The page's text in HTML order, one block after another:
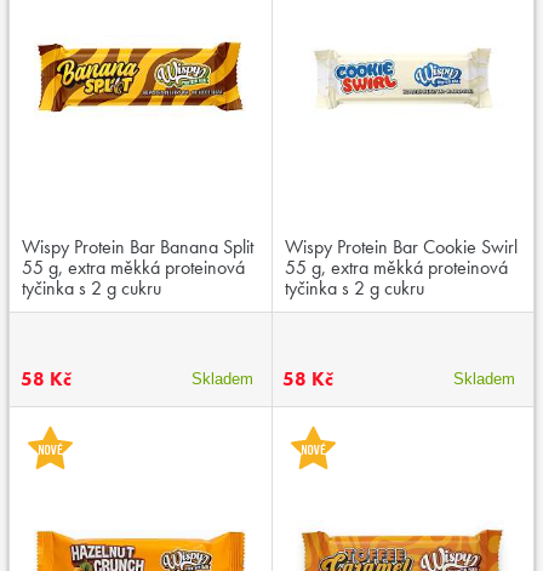
Wispy Protein Bar Banana Split
55 g, extra měkká proteinová
tyčinka s 2 g cukru
58 Kč Skladem
Wispy Protein Bar Cookie Swirl
55 g, extra měkká proteinová
tyčinka s 2 g cukru
58 Kč Skladem